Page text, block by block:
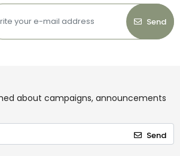
Send
about campaigns, announcements
Send